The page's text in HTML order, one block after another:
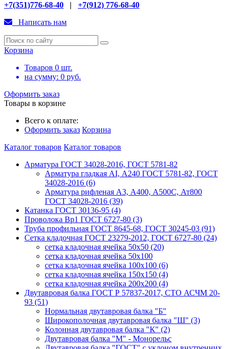
+7(351)776-68-40 | +7(912) 776-68-40
Написать нам
Корзина
Товаров 0 шт.
на сумму: 0 руб.
Оформить заказ
Товары в корзине
Всего к оплате:
Оформить заказ Корзина
Каталог товаров Каталог товаров
Арматура ГОСТ 34028-2016, ГОСТ 5781-82
Арматура гладкая AI, А240 ГОСТ 5781-82, ГОСТ
34028-2016 (6)
Арматура рифленая A3, А400, А500С, Ат800
ГОСТ 34028-2016 (39)
Катанка ГОСТ 30136-95 (4)
Проволока Вр1 ГОСТ 6727-80 (3)
Труба профильная ГОСТ 8645-68, ГОСТ 30245-03 (91)
Сетка кладочная ГОСТ 23279-2012, ГОСТ 6727-80 (24)
сетка кладочная ячейка 50x50 (20)
сетка кладочная ячейка 50x100
сетка кладочная ячейка 100x100 (6)
сетка кладочная ячейка 150x150 (4)
сетка кладочная ячейка 200x200 (4)
Двутавровая балка ГОСТ Р 57837-2017, СТО АСЧМ 20-
93 (51)
Нормальная двутавровая балка "Б"
Широкополочная двутавровая балка "Ш" (3)
Колонная двутавровая балка "К" (2)
Двутавровая балка "М" - Монорельс